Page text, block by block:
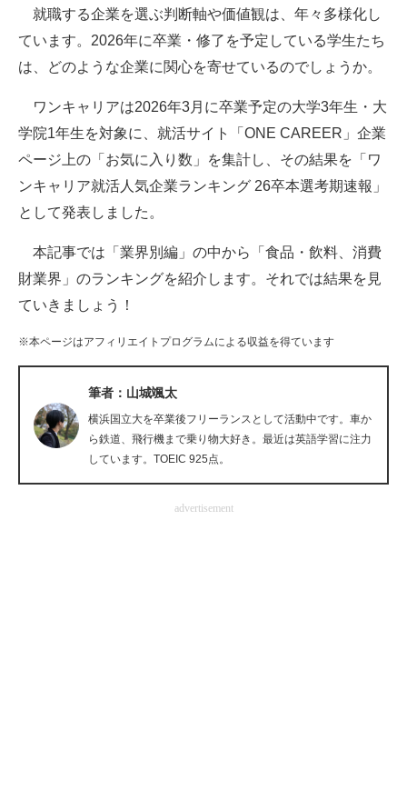
ITの今と未来を見通す
スマホと通信の最新トレンド
進化するPCとデバイスの未来
好きが集まる 比べて選べる
ビジネスと働き方のヒント
経営リーダーのコミュニティ
マーケ×ITの今がよく分かる
ITエンジニア向け専門サイト
企業向けIT製品の総合サイト
IT製品の技術・比較・事例
製造業のIT導入・活用を支援
就職する企業を選ぶ判断軸や価値観は、年々多様化し
ています。2026年に卒業・修了を予定している学生たち
は、どのような企業に関心を寄せているのでしょうか。
ワンキャリアは2026年3月に卒業予定の大学3年生・大
学院1年生を対象に、就活サイト「ONE CAREER」企業
ページ上の「お気に入り数」を集計し、その結果を「ワ
ンキャリア就活人気企業ランキング 26卒本選考期速報」
として発表しました。
本記事では「業界別編」の中から「食品・飲料、消費
財業界」のランキングを紹介します。それでは結果を見
ていきましょう！
※本ページはアフィリエイトプログラムによる収益を得ています
筆者：山城颯太
横浜国立大を卒業後フリーランスとして活動中です。車か
ら鉄道、飛行機まで乗り物大好き。最近は英語学習に注力
しています。TOEIC 925点。
advertisement